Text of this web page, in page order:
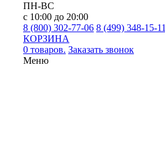
ПН-ВС
с 10:00 до 20:00
8 (800) 302-77-06 8 (499) 348-15-11
КОРЗИНА
0 товаров. Заказать звонок
Меню